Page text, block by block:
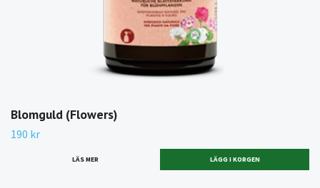
Blomguld (Flowers)
190 kr
LÄS MER LÄGG I KORGEN